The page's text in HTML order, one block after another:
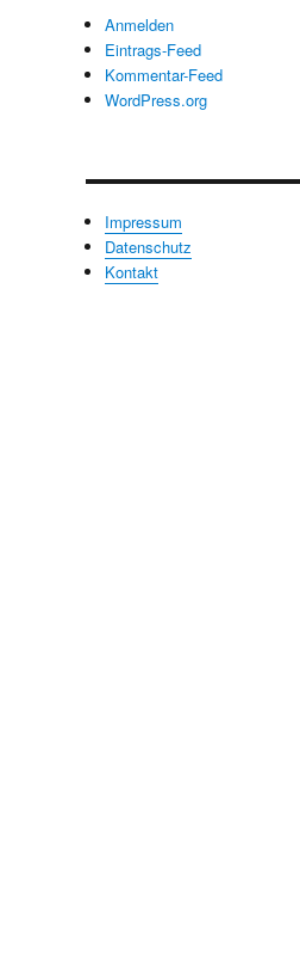
Anmelden
Eintrags-Feed
Kommentar-Feed
WordPress.org
Impressum
Datenschutz
Kontakt